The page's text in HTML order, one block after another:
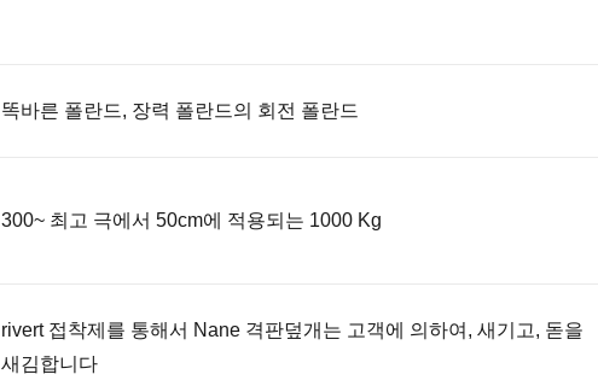
똑바른 폴란드, 장력 폴란드의 회전 폴란드
300~ 최고 극에서 50cm에 적용되는 1000 Kg
rivert 접착제를 통해서 Nane 격판덮개는 고객에 의하여, 새기고, 돋을
새김합니다